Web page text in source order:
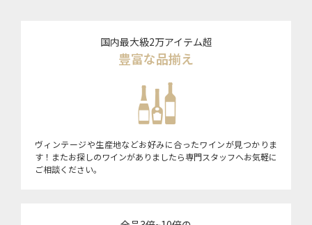
国内最大級2万アイテム超
豊富な品揃え
ヴィンテージや生産地などお好みに合ったワインが見つかりま
す！またお探しのワインがありましたら専門スタッフへお気軽に
ご相談ください。